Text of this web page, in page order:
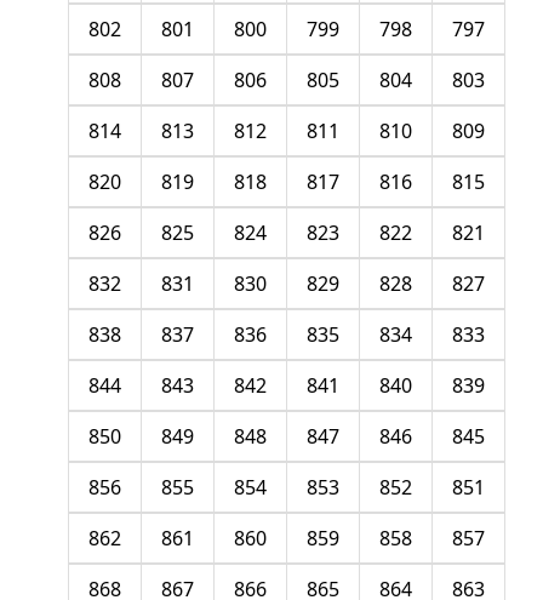
797
798
799
800
801
802
803
804
805
806
807
808
809
810
811
812
813
814
815
816
817
818
819
820
821
822
823
824
825
826
827
828
829
830
831
832
833
834
835
836
837
838
839
840
841
842
843
844
845
846
847
848
849
850
851
852
853
854
855
856
857
858
859
860
861
862
863
864
865
866
867
868